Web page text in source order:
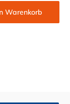
um die Anzahl
Warenkorb